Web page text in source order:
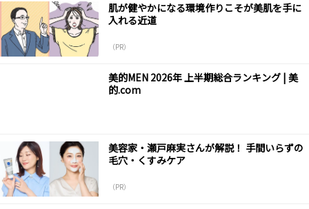
肌が健やかになる環境作りこそが美肌を手に
入れる近道
（PR）
美的MEN 2026年 上半期総合ランキング | 美
的.com
美容家・瀬戸麻実さんが解説！ 手間いらずの
毛穴・くすみケア
（PR）